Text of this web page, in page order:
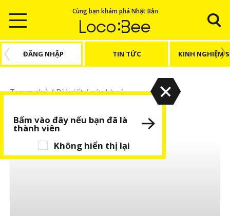
Cùng bạn khám phá Nhật Bản
ĐĂNG NHẬP TIN TỨC KINH NGHIỆM
Trang chủ/Bài viết/sức khoẻ
sức khoẻ
Không hiển thị lại
Bấm vào đây nếu bạn đã là
thành viên